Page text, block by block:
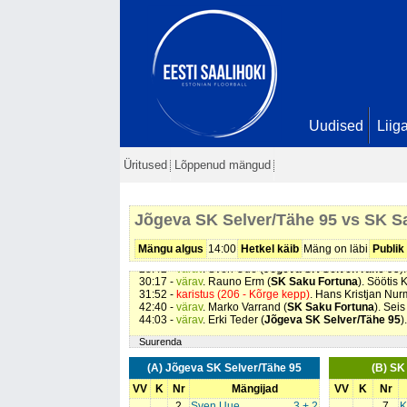
Uudised
Üritused Lõppenud mängud
Jõgeva SK Selver/Tähe 95 vs SK
Mängu algus 14:00 Hetkel käib Mäng on läbi Publik
01:40 - . Sven Uue (Jõgeva SK Selver/Tähe 95
värav . Erki Teder ( Jõgeva SK Selver/Tähe 95
. Aleksander Andrejev ( Jõgeva SK
09:33 -värav. Rauno Erm ( SK Saku Fortuna
17:44 -värav. Joosep Moor (Jõgeva SK Selver/Tähe
20:58 -värav. Rauno Erm (SK Saku Fortuna). Seis 7 -
23:46 -
23:46 -karistus (219 - Protesteerimine). Kristjan
26:33 -värav. Valdo Taevere (SK Saku Fortuna). Seis
28:42 -värav. Sven Uue (Jõgeva SK Selver/Tähe 95
30:17 - värav. Rauno Erm (SK Saku Fortuna). Söötis
31:52 - karistus (206 - Kõrge kepp). Hans Kristjan
42:40 - värav. Marko Varrand (SK Saku Fortuna). Seis
44:03 - värav. Erki Teder (Jõgeva SK Selver/Tähe 95
Suurenda
(A) Jõgeva SK Selver/Tähe 95
VV
K Nr
Mängijad
(B)
VV
K Nr